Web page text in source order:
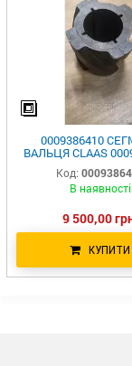
0009386410
ВАЛЬЦЯ CLAAS
9386410
Код:
В наявності
9 500,00
КУПИТИ